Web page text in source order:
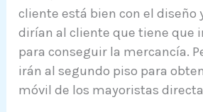
cliente está bien con el diseño
dirían al cliente que tiene que
para conseguir la mercancía.
irán al segundo piso para
móvil de los mayoristas